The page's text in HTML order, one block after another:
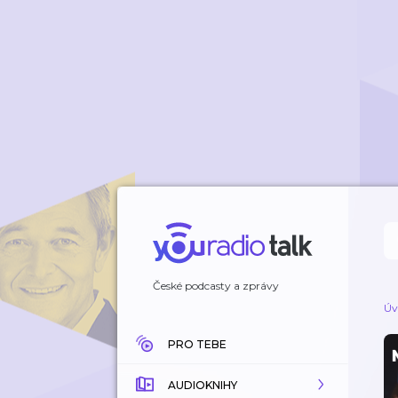
České podcasty a zprávy
PRO TEBE
AUDIOKNIHY